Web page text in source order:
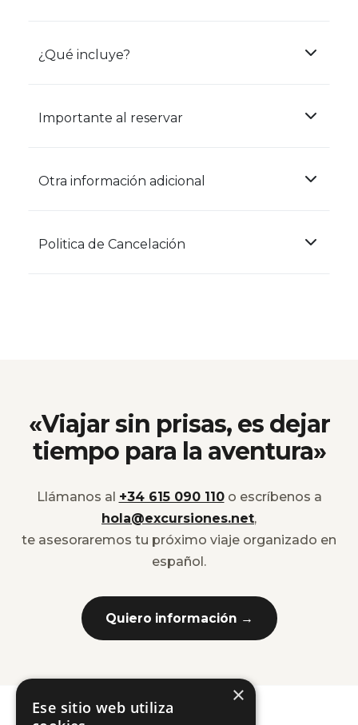
¿Qué incluye?
Importante al reservar
Otra información adicional
Politica de Cancelación
«Viajar sin prisas, es dejar
tiempo para la aventura»
Llámanos al +34 615 090 110o escríbenos a
hola@excursiones.net,
te asesoraremos tu próximo viaje organizado en
español.
Quiero información →
×
Ese sitio web utiliza